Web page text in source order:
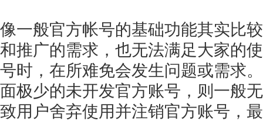
像一般官方帐号的基础功能其实比
和推广的需求，也无法满足大家的
号时，在所难免会发生问题或需求
面极少的未开发官方账号，则一般
致用户舍弃使用并注销官方账号，